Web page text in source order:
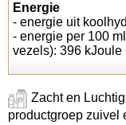
Energie
- energie uit
- energie per 100
vezels): 396 kJoule
Zacht en
productgroep zuivel